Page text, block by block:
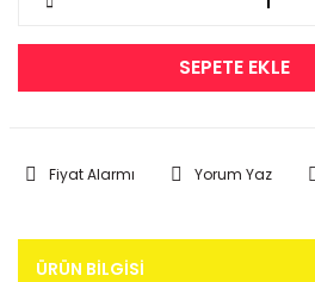
SEPETE EKLE
Fiyat Alarmı Yorum Yaz
ÜRÜN BILGISI